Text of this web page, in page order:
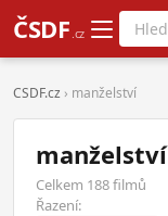
ČSDF .cz
CSDF.cz › manželství
manželství
Celkem 188 filmů
Řazení: